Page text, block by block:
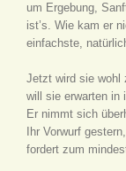
um Ergebung,
ist’s. Wie kam er
einfachste,
Jetzt wird sie wohl
will sie erwarten in
Er nimmt sich
Ihr Vorwurf
fordert zum